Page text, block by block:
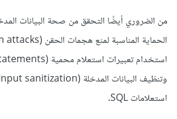
من الضروري أيضًا التحقق من صحة البيانات
استعلامات SQL.